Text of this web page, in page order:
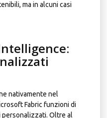
ma in alcuni casi
nativamente nel
Fabric funzioni di
Oltre al